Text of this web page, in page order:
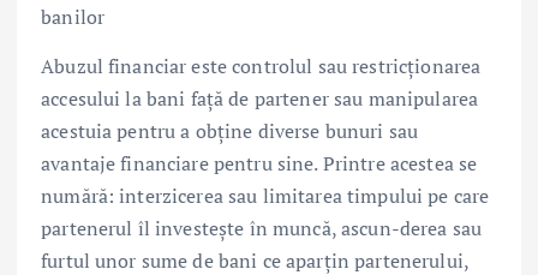
banilor
Abuzul financiar este controlul sau restricționarea
accesului la bani față de partener sau manipularea
acestuia pentru a obține diverse bunuri sau
avantaje financiare pentru sine. Printre acestea se
numără: interzicerea sau limitarea timpului pe care
partenerul îl investește în muncă, ascun-derea sau
furtul unor sume de bani ce aparțin partenerului,